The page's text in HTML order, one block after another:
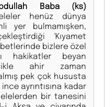
Baba (ks)
henüz dünya
yer bulmamışken,
'Kıyamet
bizlere özel
hakikatler beyan
ahir zaman
pek çok hususta
ayrıntısına kadar
bir tanesini